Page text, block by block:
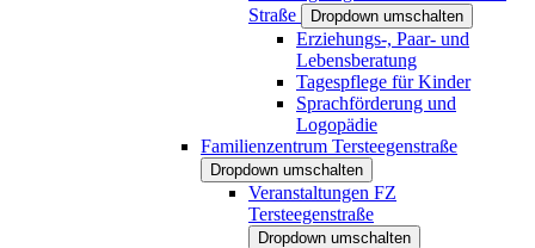
Straße
Dropdown umschalten
Erziehungs-, Paar- und
Lebensberatung
Tagespflege für Kinder
Sprachförderung und
Logopädie
Familienzentrum Tersteegenstraße
Dropdown umschalten
Veranstaltungen FZ
Tersteegenstraße
Dropdown umschalten